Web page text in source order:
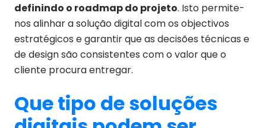
definindo o roadmap do projeto. Isto permite-
nos alinhar a solução digital com os objectivos
estratégicos e garantir que as decisões técnicas e
de design são consistentes com o valor que o
cliente procura entregar.
Que tipo de soluções